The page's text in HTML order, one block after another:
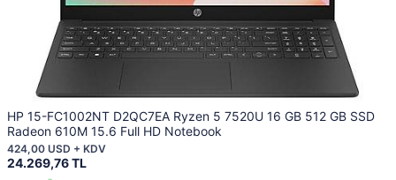
HP 15-FC1002NT D2QC7EA Ryzen 5 7520U 16 GB 512 GB SSD
Radeon 610M 15.6 Full HD Notebook
24.269,76 TL
424,00 USD + KDV